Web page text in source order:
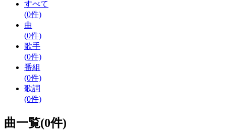
すべて
(0件)
曲
(0件)
歌手
(0件)
番組
(0件)
歌詞
(0件)
曲一覧(0件)